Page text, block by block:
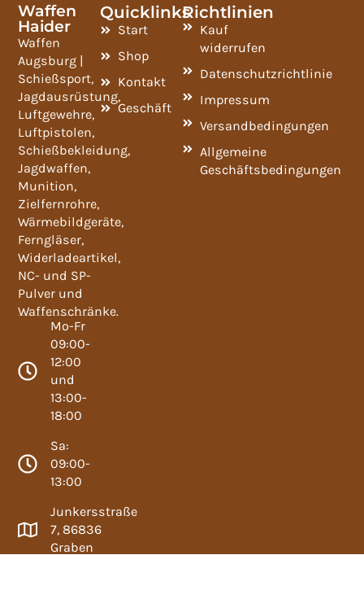
Waffen
Haider
Waffen
Augsburg |
Schießsport,
Jagdausrüstung,
Luftgewehre,
Luftpistolen,
Schießbekleidung,
Jagdwaffen,
Munition,
Zielfernrohre,
Wärmebildgeräte,
Ferngläser,
Widerladeartikel,
NC- und SP-
Pulver und
Waffenschränke.
Mo-Fr
09:00-
12:00
und
13:00-
18:00
Sa:
09:00-
13:00
Junkersstraße
7, 86836
Graben
Quicklinks
Start
Shop
Kontakt
Geschäft
Richtlinien
Kauf
widerrufen
Datenschutzrichtlinie
Impressum
Versandbedingungen
Allgemeine
Geschäftsbedingungen